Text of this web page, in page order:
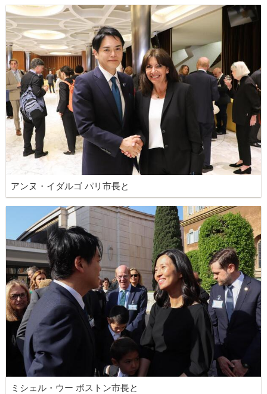
アンヌ・イダルゴ パリ市長と
ミシェル・ウー ボストン市長と